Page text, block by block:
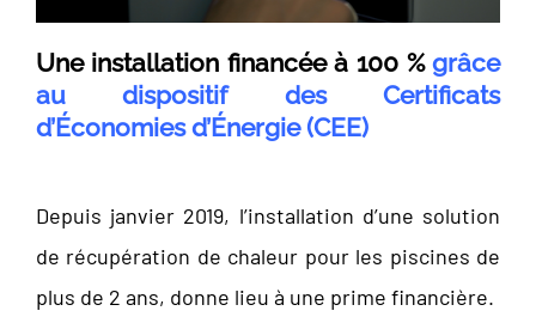
Une installation financée à 100 %grâce
au dispositif des Certificats
d’Économies d’Énergie (CEE)
Depuis janvier 2019, l’installation d’une solution
de récupération de chaleur pour les piscines de
plus de 2 ans, donne lieu à une prime financière.